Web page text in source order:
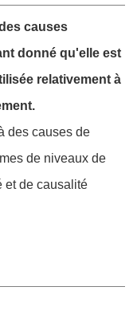
causes
donné qu'elle est
relativement à
des causes de
de niveaux de
et de causalité